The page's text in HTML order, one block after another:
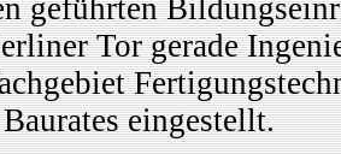
geführten
Tor gerade
eingestellt.